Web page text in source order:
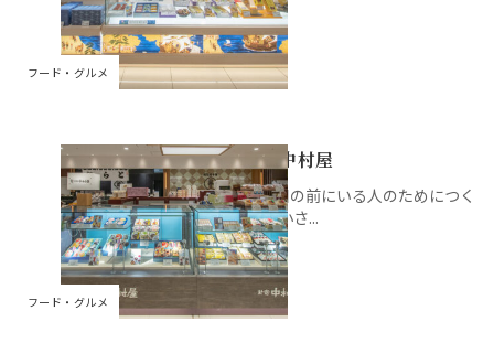
フード・グルメ
フード・グルメ
新宿中村屋
今、目の前にいる人のためにつく
る。 小さ...